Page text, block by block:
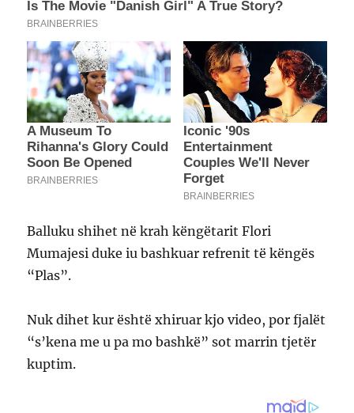
Balluku shihet në krah këngëtarit Flori
Mumajesi duke iu bashkuar refrenit të këngës
“Plas”.
Nuk dihet kur është xhiruar kjo video, por fjalët
“s’kena me u pa mo bashkë” sot marrin tjetër
kuptim.